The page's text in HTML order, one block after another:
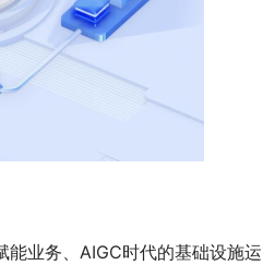
能业务、AIGC时代的基础设施运